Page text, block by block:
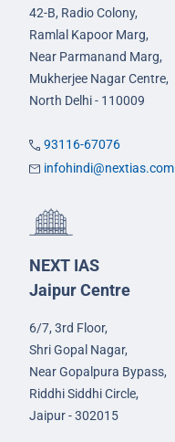
42-B, Radio Colony,
Ramlal Kapoor Marg,
Near Parmanand Marg,
Mukherjee Nagar Centre,
North Delhi - 110009
93116-67076
infohindi@nextias.com
NEXT IAS
Jaipur Centre
6/7, 3rd Floor,
Shri Gopal Nagar,
Near Gopalpura Bypass,
Riddhi Siddhi Circle,
Jaipur - 302015